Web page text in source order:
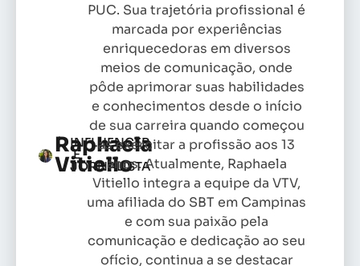
Raphaela
Vitiello
INFLUENCER
E
JORNALISTA
PUC. Sua trajetória profissional é
marcada por experiências
enriquecedoras em diversos
meios de comunicação, onde
pôde aprimorar suas habilidades
e conhecimentos desde o início
de sua carreira quando começou
as exercitar a profissão aos 13
anos. Atualmente, Raphaela
Vitiello integra a equipe da VTV,
uma afiliada do SBT em Campinas
e com sua paixão pela
comunicação e dedicação ao seu
ofício, continua a se destacar